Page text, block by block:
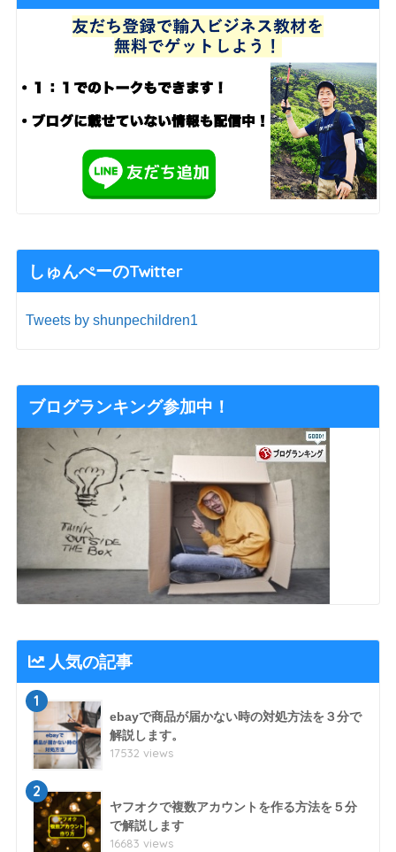
しゅんぺーのTwitter
Tweets by shunpechildren1
ブログランキング参加中！
人気の記事
1
ebayで商品が届かない時の対処方法を３分で
解説します。
17532 views
2
ヤフオクで複数アカウントを作る方法を５分
で解説します
16683 views